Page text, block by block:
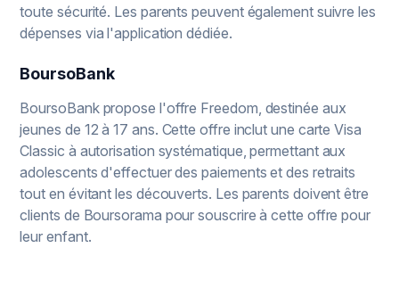
toute sécurité. Les parents peuvent également suivre les
dépenses via l'application dédiée.
BoursoBank
BoursoBank propose l'offre Freedom, destinée aux
jeunes de 12 à 17 ans. Cette offre inclut une carte Visa
Classic à autorisation systématique, permettant aux
adolescents d'effectuer des paiements et des retraits
tout en évitant les découverts. Les parents doivent être
clients de Boursorama pour souscrire à cette offre pour
leur enfant.